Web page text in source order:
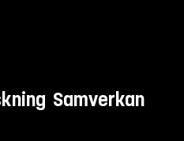
Samverkan